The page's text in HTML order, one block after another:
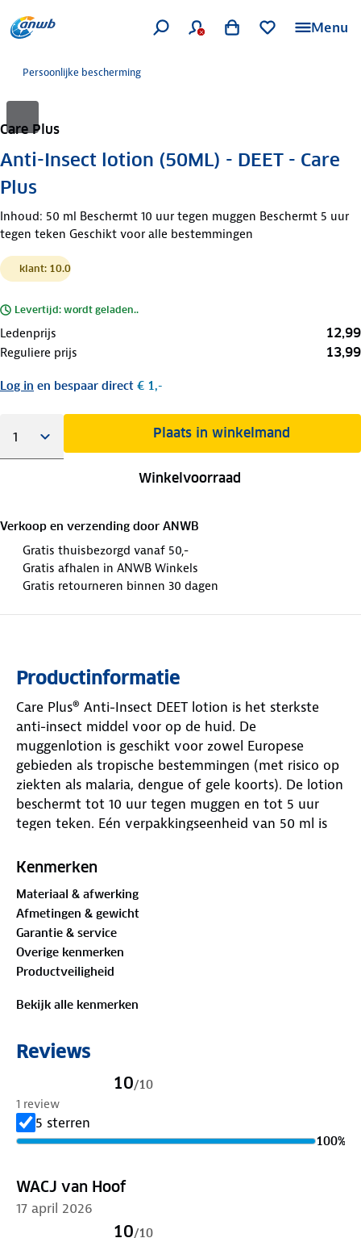
Menu
Persoonlijke bescherming
Care Plus
Anti-Insect lotion (50ML) - DEET - Care
Plus
Inhoud: 50 ml Beschermt 10 uur tegen muggen Beschermt 5 uur
tegen teken Geschikt voor alle bestemmingen
klant: 10.0
Levertijd: wordt geladen..
Ledenprijs 12,99
Reguliere prijs 13,99
Log in en bespaar direct € 1,-
Plaats in winkelmand
Winkelvoorraad
Verkoop en verzending door ANWB
Gratis thuisbezorgd vanaf 50,-
Gratis afhalen in ANWB Winkels
Gratis retourneren binnen 30 dagen
Productinformatie
Care Plus® Anti-Insect DEET lotion is het sterkste
anti-insect middel voor op de huid. De
muggenlotion is geschikt voor zowel Europese
gebieden als tropische bestemmingen (met risico op
ziekten als malaria, dengue of gele koorts). De lotion
beschermt tot 10 uur tegen muggen en tot 5 uur
tegen teken. Eén verpakkingseenheid van 50 ml is
persoon conform voorschrift.
✓ Sterk insectwerend middel op basis van DEET
✓ Beschermt bewezen effectief tot 10 uur tegen
muggen en tot 5 uur tegen teken
✓ Beschermt o.a. tegen huismuggen (Culex soorten),
muggen die malaria overbrengen
(Anopheles soorten) en muggen die gele koorts
✓ Geschikt voor volwassenen vanaf 18 jaar
✓ Gebruik Care Plus® Anti-Insect DEET veilig. Lees
voor gebruik de gebruiksaanwijzing
Specificaties:
Merk: Care Plus®
Materiaal: kunststof
Activiteit: kamperen, wandelen, vakantie
Kenmerken
Materiaal & afwerking
Afmetingen & gewicht
Garantie & service
Overige kenmerken
Productveiligheid
Bekijk alle kenmerken
Reviews
10/10
1 review
5 sterren
100%
WACJ van Hoof
17 april 2026
10/10